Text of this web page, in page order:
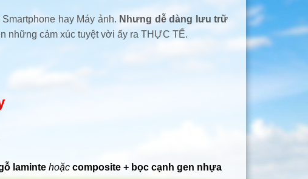
hay Máy ảnh. Nhưng dễ dàng lưu trữ
những cảm xúc tuyệt vời ấy ra THỰC TẾ.
laminte hoặc composite + bọc cạnh gen nhựa